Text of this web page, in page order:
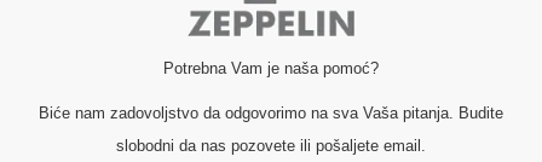
Potrebna Vam je naša pomoć?
Biće nam zadovoljstvo da odgovorimo na sva Vaša pitanja. Budite
slobodni da nas pozovete ili pošaljete email.